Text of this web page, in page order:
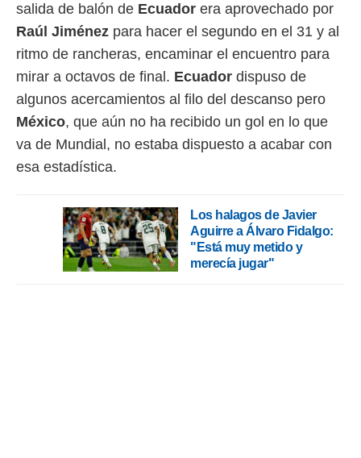
1199
salida de balón de Ecuador era aprovechado por
Raúl Jiménez para hacer el segundo en el 31 y al
ritmo de rancheras, encaminar el encuentro para
mirar a octavos de final. Ecuador dispuso de
algunos acercamientos al filo del descanso pero
México, que aún no ha recibido un gol en lo que
va de Mundial, no estaba dispuesto a acabar con
esa estadística.
Los halagos de Javier
Aguirre a Álvaro Fidalgo:
"Está muy metido y
merecía jugar"